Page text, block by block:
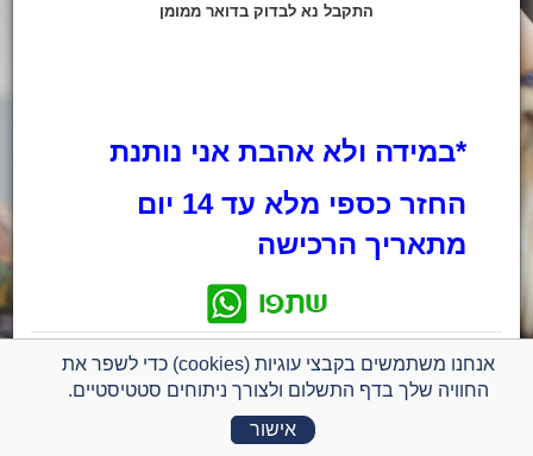
התקבל נא לבדוק בדואר ממומן
*במידה ולא אהבת אני נותנת
החזר כספי מלא
עד 14 יום
מתאריך הרכישה
פרטי הרשמה
קורס - עשו ואל תעשו בתהליך של חיפוש עבודה
אנחנו משתמשים בקבצי עוגיות (cookies) כדי לשפר את
החוויה שלך בדף התשלום ולצורך ניתוחים סטטיסטיים.